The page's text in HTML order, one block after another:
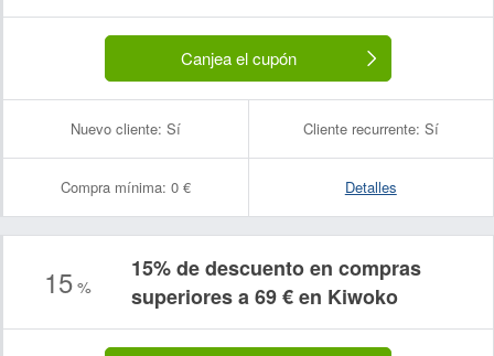
Canjea el cupón
Nuevo cliente: Sí Cliente recurrente: Sí
Compra mínima: 0 € Detalles
15 %
15% de descuento en compras
superiores a 69 € en Kiwoko